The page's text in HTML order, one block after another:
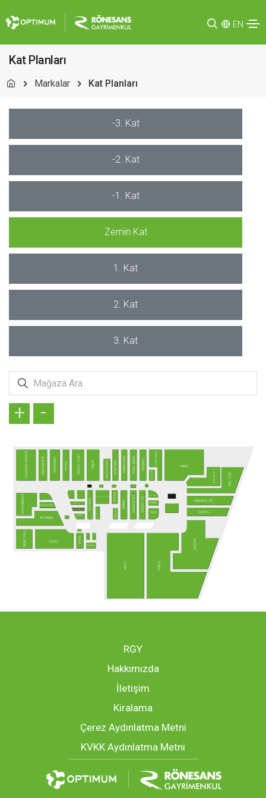
EN
Kat Planları
Markalar Kat Planları
-3. Kat
-2. Kat
-1. Kat
Zemin Kat
1. Kat
2. Kat
3. Kat
ADİL IŞIK
ALTINBAŞ
ALTINYILDIZ CLASSICS
ATASAY
AVVA
BOYNER
DAGİ
DERİMOD
DS DAMAT
ECZANE
GUESS
IPEKYOL
KAHVE DÜNYASI KARACA GİYİM
KİĞILI
KİP - RAMSEY
KONYALI SAAT
KOTON
LCW
LEGO STORE
LOVE MY BODY
NAUTICA
OXXO
PAK FIRIN
PENTİ
PIERRE CARDIN
SAAT & SAAT
SAMSONITE
SUNGLASS HUT
SARAR
SKECHERS
SNEAKS UP
SO CHIC
STARBUCKS
SUPERSTEP
SUWEN
TAMER TANCA
TERGAN
TÜRK TELEKOM YARGICI
ZARA
H&M
+ -
RGY
Hakkımızda
İletişim
Kiralama
Çerez Aydınlatma Metni
KVKK Aydınlatma Metni